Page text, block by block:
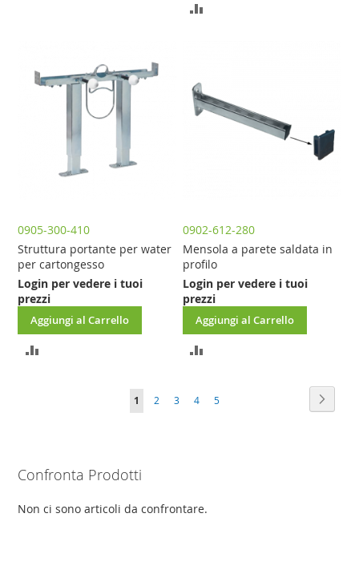
0905-300-410
Struttura portante per water
per cartongesso
Login per vedere i tuoi
prezzi
Aggiungi al Carrello
AGGIUNGI
0902-612-280
Mensola a parete saldata in
profilo
Login per vedere i tuoi
prezzi
Aggiungi al Carrello
CONFRONTO
Pagina
Attualmente
la
1 Pagina
2 Pagina
3 Pagina
4 Pagina
5
Confronta Prodotti
Non ci sono articoli da confrontare.